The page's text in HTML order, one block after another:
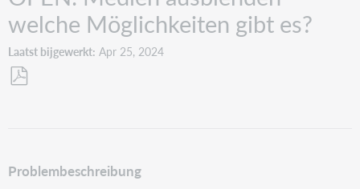
welche Möglichkeiten gibt es?
Laatst bijgewerkt Apr 25, 2024
Problembeschreibung